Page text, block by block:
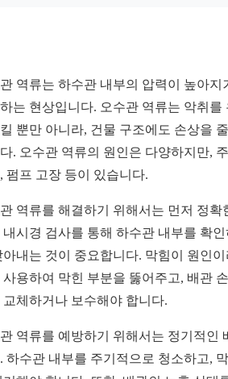
역류는 하수관 내부의 압력이 높아
는 현상입니다. 오수관 역류는 악취
뿐만 아니라, 건물 구조에도 손상을
. 오수관 역류의 원인은 다양하지만,
펌프 고장 등이 있습니다.
역류를 해결하기 위해서는 먼저 정확
내시경 검사를 통해 하수관 내부를 확
아내는 것이 중요합니다. 막힘이 원인
사용하여 막힌 부분을 뚫어주고, 배관
교체하거나 보수해야 합니다.
역류를 예방하기 위해서는 정기적인
하수관 내부를 주기적으로 청소하고,